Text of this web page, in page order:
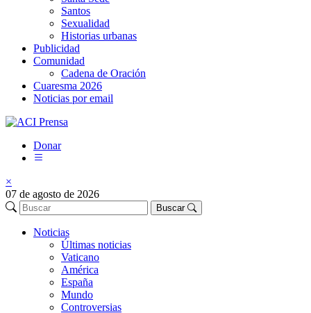
Santos
Sexualidad
Historias urbanas
Publicidad
Comunidad
Cadena de Oración
Cuaresma 2026
Noticias por email
Donar
×
07 de agosto de 2026
Buscar
Noticias
Últimas noticias
Vaticano
América
España
Mundo
Controversias